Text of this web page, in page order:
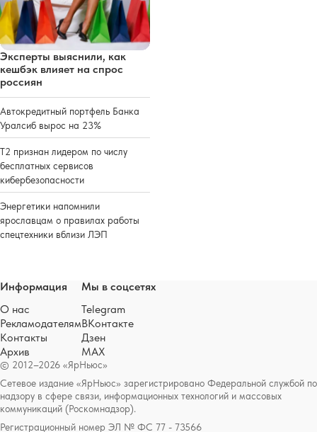
Эксперты выяснили, как
кешбэк влияет на спрос
россиян
Автокредитный портфель Банка
Уралсиб вырос на 23%
Т2 признан лидером по числу
бесплатных сервисов
кибербезопасности
Энергетики напомнили
ярославцам о правилах работы
спецтехники вблизи ЛЭП
© 2012–2026 «ЯрНьюс»
Сетевое издание «ЯрНьюс» зарегистрировано Федеральной службой по
надзору в сфере связи, информационных технологий и массовых
коммуникаций (Роскомнадзор).
Регистрационный номер ЭЛ № ФС 77 - 73566
Информация
О нас
Рекламодателям
Контакты
Архив
Мы в соцсетях
Telegram
ВКонтакте
Дзен
MAX